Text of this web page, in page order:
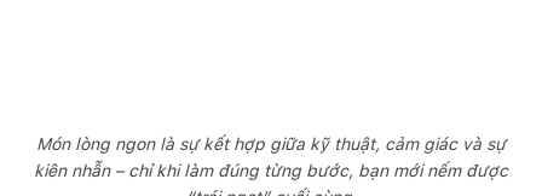
Món lòng ngon là sự kết hợp giữa kỹ thuật, cảm giác và sự
kiên nhẫn – chỉ khi làm đúng từng bước, bạn mới nếm được